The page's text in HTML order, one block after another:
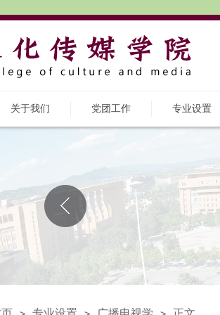
关于我们 党团工作 专业设置